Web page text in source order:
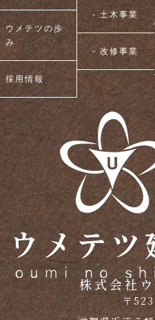
株式会社
〒
ウメテツの歩
み
採用情報
- 土木事業
- 改修事業